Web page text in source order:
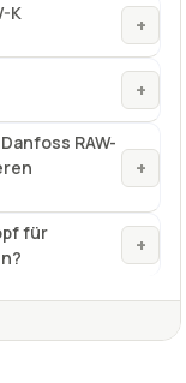
K
+
+
RAW-
+
für
+